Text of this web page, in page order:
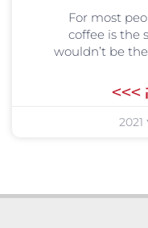
For most
coffee is the
wouldn’t be
>>>